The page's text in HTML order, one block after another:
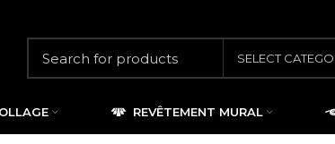
REVÊTEMENT MURAL